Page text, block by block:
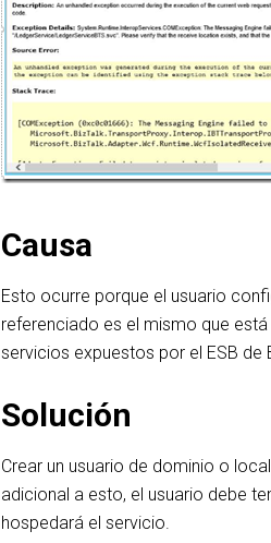
Causa
Esto ocurre porque el usuario
referenciado es el mismo que
servicios expuestos por el ESB de
Solución
Crear un usuario de dominio o
adicional a esto, el usuario debe
hospedará el servicio.